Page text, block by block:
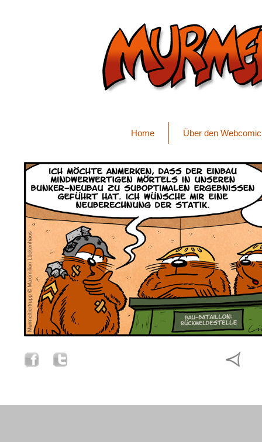
Home Über den Webcomic